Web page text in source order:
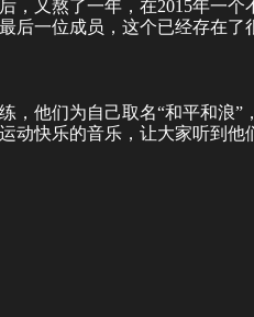
，又熬了一年，在2015年一个
后一位成员，这个已经存在了
，他们为自己取名“和平和浪”
动快乐的音乐，让大家听到他